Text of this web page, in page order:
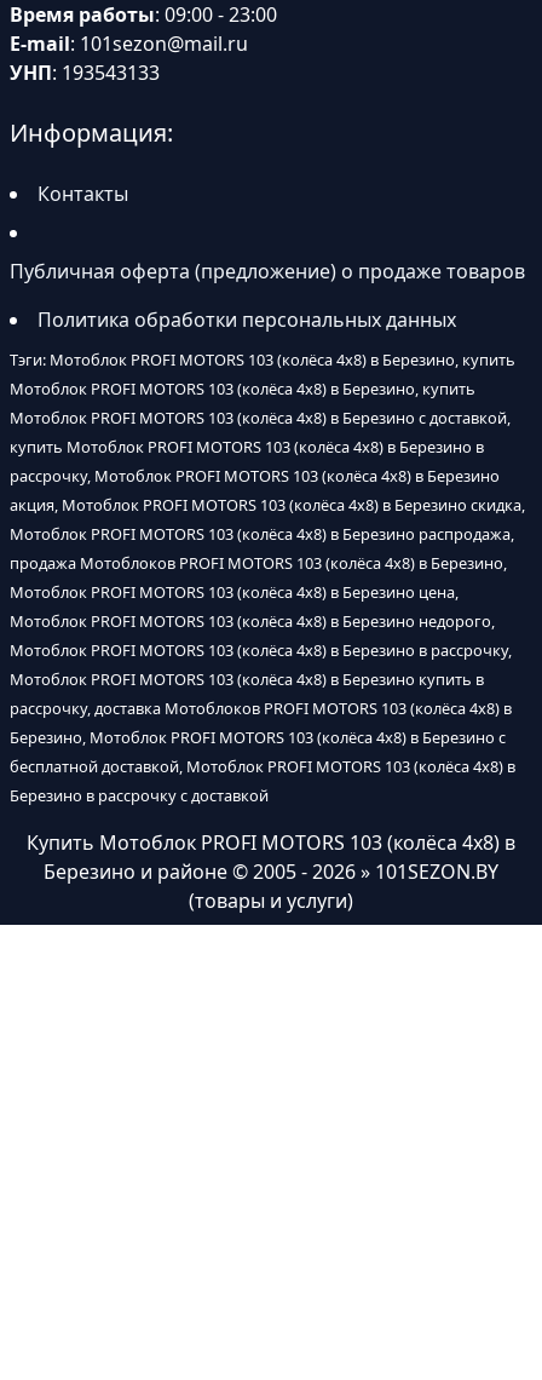
Время работы: 09:00 - 23:00
E-mail: 101sezon@mail.ru
УНП: 193543133
Информация:
Контакты
Публичная оферта (предложение) о продаже товаров
Политика обработки персональных данных
Тэги: Мотоблок PROFI MOTORS 103 (колёса 4х8) в Березино, купить
Мотоблок PROFI MOTORS 103 (колёса 4х8) в Березино, купить
Мотоблок PROFI MOTORS 103 (колёса 4х8) в Березино с доставкой,
купить Мотоблок PROFI MOTORS 103 (колёса 4х8) в Березино в
рассрочку, Мотоблок PROFI MOTORS 103 (колёса 4х8) в Березино
акция, Мотоблок PROFI MOTORS 103 (колёса 4х8) в Березино скидка,
Мотоблок PROFI MOTORS 103 (колёса 4х8) в Березино распродажа,
продажа Мотоблоков PROFI MOTORS 103 (колёса 4х8) в Березино,
Мотоблок PROFI MOTORS 103 (колёса 4х8) в Березино цена,
Мотоблок PROFI MOTORS 103 (колёса 4х8) в Березино недорого,
Мотоблок PROFI MOTORS 103 (колёса 4х8) в Березино в рассрочку,
Мотоблок PROFI MOTORS 103 (колёса 4х8) в Березино купить в
рассрочку, доставка Мотоблоков PROFI MOTORS 103 (колёса 4х8) в
Березино, Мотоблок PROFI MOTORS 103 (колёса 4х8) в Березино с
бесплатной доставкой, Мотоблок PROFI MOTORS 103 (колёса 4х8) в
Березино в рассрочку с доставкой
Купить Мотоблок PROFI MOTORS 103 (колёса 4х8) в
Березино и районе© 2005 - 2026 » 101SEZON.BY
(товары и услуги)